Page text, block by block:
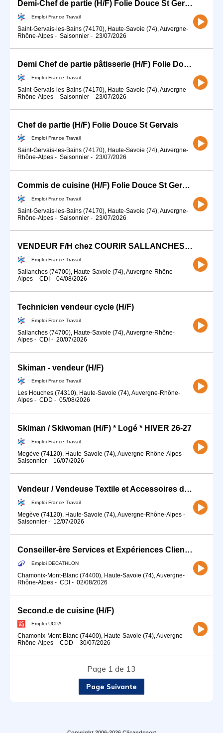
Demi-Chef de partie (H/F) Folie Douce St Gervais
Emploi France Travail
Saint-Gervais-les-Bains (74170), Haute-Savoie (74), Auvergne-
Rhône-Alpes - Saisonnier - 23/07/2026
Demi Chef de partie pâtisserie (H/F) Folie Douce St Gervais
Emploi France Travail
Saint-Gervais-les-Bains (74170), Haute-Savoie (74), Auvergne-
Rhône-Alpes - Saisonnier - 23/07/2026
Chef de partie (H/F) Folie Douce St Gervais
Emploi France Travail
Saint-Gervais-les-Bains (74170), Haute-Savoie (74), Auvergne-
Rhône-Alpes - Saisonnier - 23/07/2026
Commis de cuisine (H/F) Folie Douce St Gervais
Emploi France Travail
Saint-Gervais-les-Bains (74170), Haute-Savoie (74), Auvergne-
Rhône-Alpes - Saisonnier - 23/07/2026
VENDEUR F/H chez COURIR SALLANCHES (74)
Emploi France Travail
Sallanches (74700), Haute-Savoie (74), Auvergne-Rhône-
Alpes - CDI - 04/08/2026
Technicien vendeur cycle (H/F)
Emploi France Travail
Sallanches (74700), Haute-Savoie (74), Auvergne-Rhône-
Alpes - CDI - 20/07/2026
Skiman - vendeur (H/F)
Emploi France Travail
Les Houches (74310), Haute-Savoie (74), Auvergne-Rhône-
Alpes - CDD - 05/08/2026
Skiman / Skiwoman (H/F) * Logé * HIVER 26-27
Emploi France Travail
Megève (74120), Haute-Savoie (74), Auvergne-Rhône-Alpes -
Saisonnier - 16/07/2026
Vendeur / Vendeuse Textile et Accessoires de Ski (H/F) - Saison H (H/F)
Emploi France Travail
Megève (74120), Haute-Savoie (74), Auvergne-Rhône-Alpes -
Saisonnier - 12/07/2026
Conseiller-ère Services et Expériences Client (H/F) - Temps partiel
Emploi DECATHLON
Chamonix-Mont-Blanc (74400), Haute-Savoie (74), Auvergne-
Rhône-Alpes - CDI - 02/08/2026
Second.e de cuisine (H/F)
Emploi UCPA
Chamonix-Mont-Blanc (74400), Haute-Savoie (74), Auvergne-
Rhône-Alpes - CDD - 30/07/2026
Page 1 de 13
Page Suivante